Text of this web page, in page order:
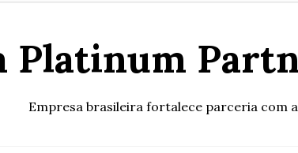
Platinum
Empresa brasileira fortalece parceria com